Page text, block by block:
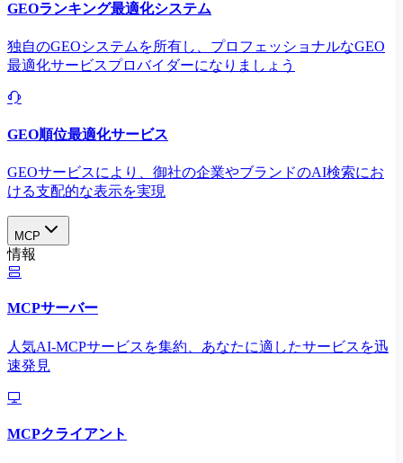
GEOランキング最適化システム
独自のGEOシステムを所有し、プロフェッショナルなGEO
最適化サービスプロバイダーになりましょう
GEO順位最適化サービス
GEOサービスにより、御社の企業やブランドのAI検索にお
ける支配的な表示を実現​
MCP
情報
MCPサーバー
人気AI-MCPサービスを集約、あなたに適したサービスを迅
速発見
MCPクライアント